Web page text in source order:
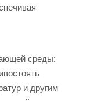
среды:
и другим